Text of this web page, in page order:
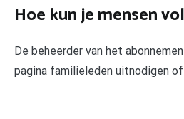
Hoe kun je mensen
De beheerder van het
pagina familieleden uitnodigen